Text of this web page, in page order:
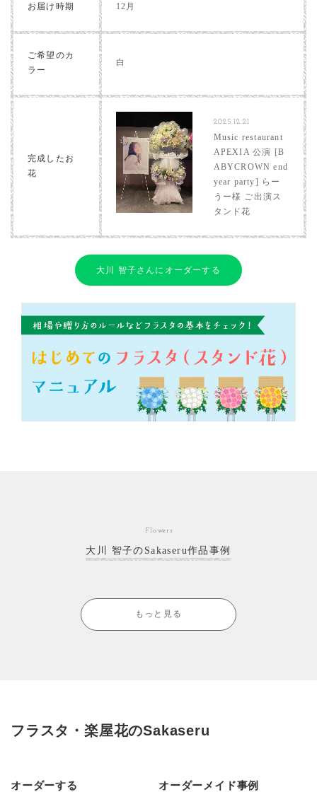
お届け時期 12月
ご希望のカ
ラー
白
完成したお
花
2025.12.21
Music restaurant
APEXIA 公演 [B
ABYCROWN end
year party] らー
うー様 ご出演ス
タンド花
大川 智子さんにオーダーする
Flowers
大川 智子のSakaseru作品事例
もっと見る
フラスタ・楽屋花のSakaseru
オーダーする オーダーメイド事例